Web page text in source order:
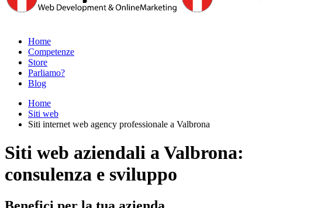
Home
Competenze
Store
Parliamo?
Blog
Home
Siti web
Siti internet web agency professionale a Valbrona
Siti web aziendali a Valbrona:
consulenza e sviluppo